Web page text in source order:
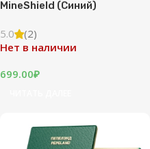
MineShield (Синий)
5.0
(2)
Нет в наличии
699.00₽